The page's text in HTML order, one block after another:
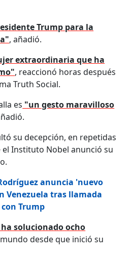
Trump para la
, añadió.
extraordinaria que ha
, reaccionó horas después
Truth Social.
es "un gesto maravilloso
su decepción, en repetidas
el Instituto Nobel anunció su
anuncia 'nuevo
Venezuela tras llamada
Trump
ha solucionado ocho
desde que inició su